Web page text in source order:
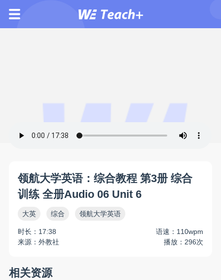
领航大学英语：综合教程 第3册 综合
训练 全册Audio 06 Unit 6
大英 综合 领航大学英语
时长：17:38
语速：110wpm
来源：外教社
播放：296次
相关资源